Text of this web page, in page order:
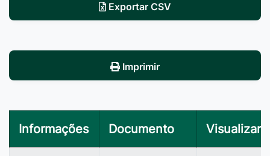
Exportar CSV
Imprimir
Informações Documento Visualizar